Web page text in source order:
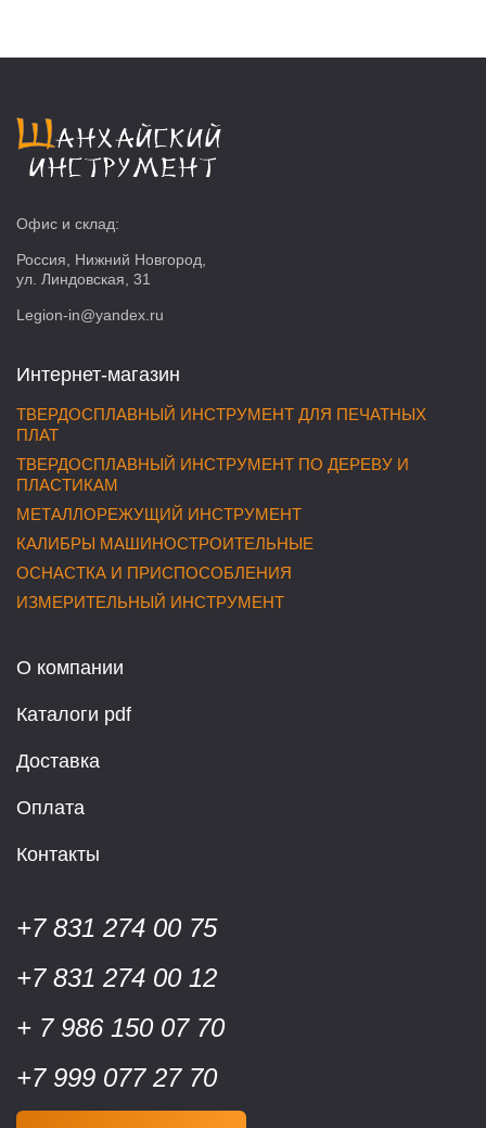
Офис и склад:
Россия, Нижний Новгород,
ул. Линдовская, 31
Legion-in@yandex.ru
Интернет-магазин
ТВЕРДОСПЛАВНЫЙ ИНСТРУМЕНТ ДЛЯ ПЕЧАТНЫХ
ПЛАТ
ТВЕРДОСПЛАВНЫЙ ИНСТРУМЕНТ ПО ДЕРЕВУ И
ПЛАСТИКАМ
МЕТАЛЛОРЕЖУЩИЙ ИНСТРУМЕНТ
КАЛИБРЫ МАШИНОСТРОИТЕЛЬНЫЕ
ОСНАСТКА И ПРИСПОСОБЛЕНИЯ
ИЗМЕРИТЕЛЬНЫЙ ИНСТРУМЕНТ
О компании
Каталоги pdf
Доставка
Оплата
Контакты
+7 831 274 00 75
+7 831 274 00 12
+ 7 986 150 07 70
+7 999 077 27 70